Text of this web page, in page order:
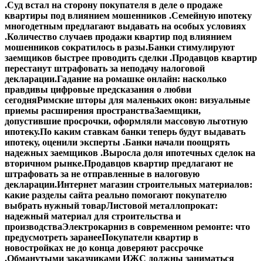
.Суд встал на сторону покупателя в деле о продаже
квартиры под влиянием мошенников .Семейную ипотеку
многодетным предлагают выдавать на особых условиях
.Количество случаев продажи квартир под влиянием
мошенников сократилось в разы.Банки стимулируют
заемщиков быстрее проводить сделки .Продавцов квартир
перестанут штрафовать за неподачу налоговой
декларации.Гадание на ромашке онлайн: насколько
правдивы цифровые предсказания о любви
сегодняРимские шторы для маленьких окон: визуальные
приемы расширения пространстваЗаемщики,
допустившие просрочки, оформляли массовую льготную
ипотеку.По каким ставкам банки теперь будут выдавать
ипотеку, оценили эксперты .Банки начали поощрять
надежных заемщиков .Выросла доля ипотечных сделок на
вторичном рынке.Продавцов квартир предлагают не
штрафовать за не отправленные в налоговую
декларации.Интернет магазин строительных материалов:
какие разделы сайта реально помогают покупателю
выбрать нужный товарЛистовой металлопрокат:
надежный материал для строительства и
производстваЭлектрокарниз в современном ремонте: что
предусмотреть заранееПокупатели квартир в
новостройках не до конца доверяют рассрочке
.Обманутыми заказчиками ИЖС должны заниматься